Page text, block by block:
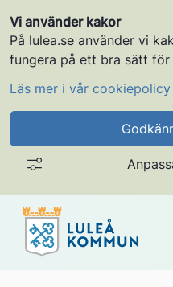
Vi använder kakor
På lulea.se använder vi
fungera på ett bra sätt för
Läs mer i vår cookiepolicy
Gå till